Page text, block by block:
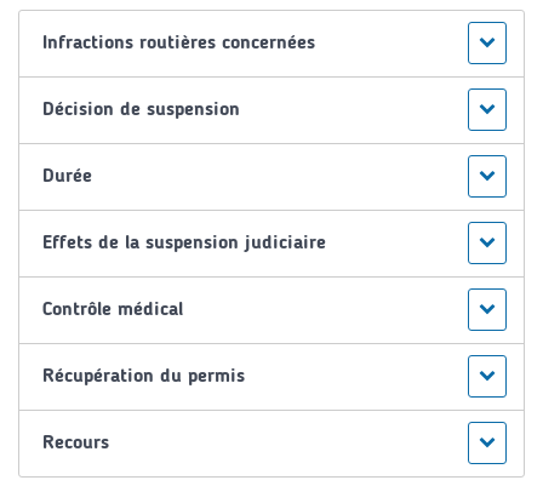
Infractions routières concernées
Décision de suspension
Durée
Effets de la suspension judiciaire
Contrôle médical
Récupération du permis
Recours